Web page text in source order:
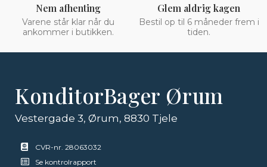
Nem afhenting
Varene står klar når du
ankommer i butikken.
Glem aldrig kagen
Bestil op til 6 måneder frem i
tiden.
KonditorBager Ørum
Vestergade 3, Ørum, 8830 Tjele
CVR-nr. 28063032
Se kontrolrapport